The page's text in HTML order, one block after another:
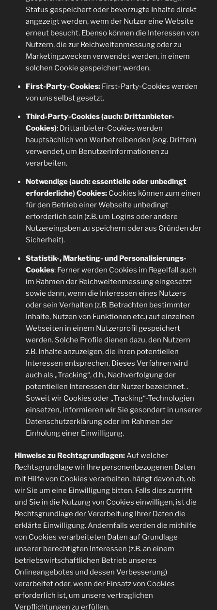
Status gespeichert oder bevorzugte Inhalte direkt
angezeigt werden, wenn der Nutzer eine Website
erneut besucht. Ebenso können die Interessen von
Nutzern, die zur Reichweitenmessung oder zu
Marketingzwecken verwendet werden, in einem
solchen Cookie gespeichert werden.
First-Party-Cookies:First-Party-Cookies werden
von uns selbst gesetzt.
Third-Party-Cookies (auch: Drittanbieter-
Cookies): Drittanbieter-Cookies werden
hauptsächlich von Werbetreibenden (sog. Dritten)
verwendet, um Benutzerinformationen zu
verarbeiten.
Notwendige (auch: essentielle oder unbedingt
erforderliche) Cookies:Cookies können zum einen
für den Betrieb einer Webseite unbedingt
erforderlich sein (z.B. um Logins oder andere
Nutzereingaben zu speichern oder aus Gründen der
Sicherheit).
Statistik-, Marketing- und Personalisierungs-
Cookies: Ferner werden Cookies im Regelfall auch
im Rahmen der Reichweitenmessung eingesetzt
sowie dann, wenn die Interessen eines Nutzers
oder sein Verhalten (z.B. Betrachten bestimmter
Inhalte, Nutzen von Funktionen etc.) auf einzelnen
Webseiten in einem Nutzerprofil gespeichert
werden. Solche Profile dienen dazu, den Nutzern
z.B. Inhalte anzuzeigen, die ihren potentiellen
Interessen entsprechen. Dieses Verfahren wird
auch als „Tracking“, d.h., Nachverfolgung der
potentiellen Interessen der Nutzer bezeichnet. .
Soweit wir Cookies oder „Tracking“-Technologien
einsetzen, informieren wir Sie gesondert in unserer
Datenschutzerklärung oder im Rahmen der
Einholung einer Einwilligung.
Hinweise zu Rechtsgrundlagen:Auf welcher
Rechtsgrundlage wir Ihre personenbezogenen Daten
mit Hilfe von Cookies verarbeiten, hängt davon ab, ob
wir Sie um eine Einwilligung bitten. Falls dies zutrifft
und Sie in die Nutzung von Cookies einwilligen, ist die
Rechtsgrundlage der Verarbeitung Ihrer Daten die
erklärte Einwilligung. Andernfalls werden die mithilfe
von Cookies verarbeiteten Daten auf Grundlage
unserer berechtigten Interessen (z.B. an einem
betriebswirtschaftlichen Betrieb unseres
Onlineangebotes und dessen Verbesserung)
verarbeitet oder, wenn der Einsatz von Cookies
erforderlich ist, um unsere vertraglichen
Verpflichtungen zu erfüllen.